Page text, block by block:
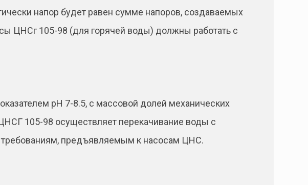
напор будет равен сумме напоров, создаваемых
ЦНСг 105-98 (для горячей воды) должны работать с
pH 7-8.5, с массовой долей механических
105-98 осуществляет перекачивание воды с
требованиям, предъявляемым к насосам ЦНС.